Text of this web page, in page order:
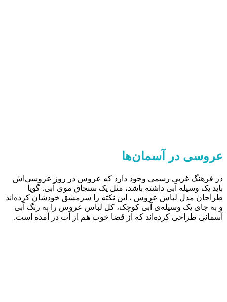
عروسی در آسمان‌ها
در فرهنگ غربی رسمی وجود دارد که عروس در روز عروسی‌اش
باید یک وسیله آبی داشته باشد، مثل یک سنجاق موی آبی. گویا
طراحان مدل لباس عروس ، این نکته را سرمشق خودشان کرده‌اند
و به جای یک وسیله‌ی آبی کوچک، کل لباس عروس را به رنگ آبی
آسمانی طراحی کرده‌اند که از قضا خوب هم از آب در آمده‌ است.